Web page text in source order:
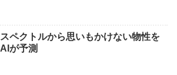
スペクトルから思いもかけない物性を
AIが予測